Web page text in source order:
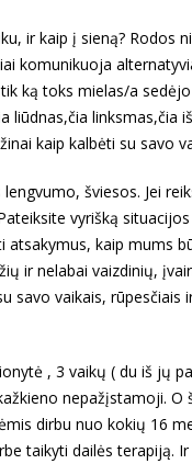
ir kaip į sieną?
komunikuoja
ką toks mielas/a
liūdnas,čia
kaip kalbėti su savo
šviesos. Jei
vyrišką
kaip mums
ir nelabai vaizdinių,
savo vaikais,
, 3 vaikų ( du iš jų
nepažįstamoji. O
dirbu nuo kokių 16
taikyti dailės terapiją.